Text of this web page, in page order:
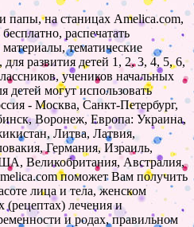
на станицах Amelica.com,
распечатать
тематические
развития детей 1, 2, 3, 4, 5, 6,
учеников начальных
детей могут использовать
- Москва, Санкт-Петербург,
Воронеж, Европа: Украина,
Литва, Латвия,
Германия, Израиль,
Великобритания, Австралия,
поможет Вам получить
лица и тела, женском
(рецептах) лечения и
и родах, правильном